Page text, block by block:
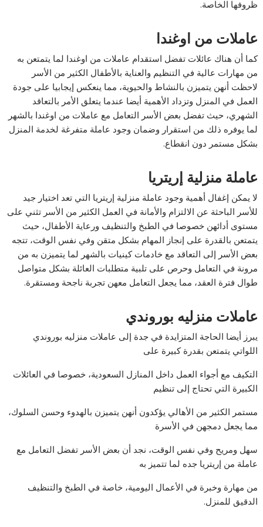
ظروفها الخاصة.
عاملات من اوغندا
كما أن هناك عائلات تفضل استقدام عاملات من اوغندا لما يتمتعن به
من مهارات عالية في التنظيم والعناية بالأطفال الكثير من الأسر
لاحظت أنهن يتميزن بالنشاط والحيوية، مما ينعكس إيجابيا على جودة
العمل في المنزل وتزداد الأهمية أيضا عندما يتعلق الأمر بالتعاقد
الشهري، حيث تفضل بعض الأسر التعامل مع عاملات من اوغندا بالشهر
لما يوفره ذلك من استقرار وضمان وجود عاملة متفرغة لخدمة المنزل
بشكل مستمر دون انقطاع.
عاملة منزلية إريتريا
لا يمكن إغفال أهمية وجود عاملة منزلية إريتريا التي تعد اختيار جيد
للأسر الباحثة عن الالتزام والأمانة في العمل الكثير من الأسر تثني على
مستوى أدائهن خصوصا في الطبخ والتنظيف ورعاية الأطفال، حيث
يتمتعن بالقدرة على إنجاز المهام بشكل متقن وفي نفس الوقت، تتجه
بعض الأسر إلى التعاقد مع خادمات كينيات بالشهر لما يتميزن به من
مرونة في التعامل وحرص على تلبية متطلبات العائلة بشكل متواصل
طوال فترة العقد، مما يجعل التعامل معهن تجربة ناجحة ومستقرة.
عاملات منزليه بوروندي
يبرز أيضا الحاجة المتزايدة في جدة إلى عاملات منزليه بوروندي
اللواتي يتمتعن بقدرة كبيرة على
التكيف مع أجواء العمل داخل المنازل السعودية، خصوصا في العائلات
الكبيرة التي تحتاج إلى تنظيم
مستمر الكثير من الأهالي يؤكدون أنهن يتميزن بالهدوء وحسن السلوك،
مما يجعل دمجهن في الأسرة
سهل ومريح وفي نفس الوقت، نجد أن بعض الأسر تفضل التعامل مع
عاملة من إريتريا جده لما تتميز به
من مهارة وخبرة في الأعمال اليومية، خاصة في الطبخ والتنظيف
الدقيق للمنزل.